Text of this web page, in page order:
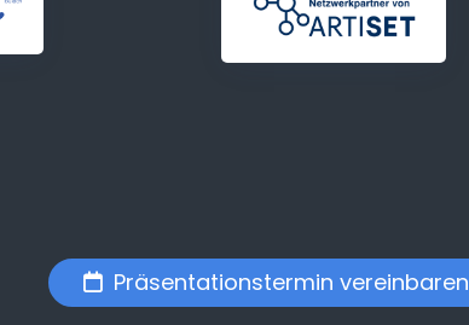
Präsentationstermin vereinbaren